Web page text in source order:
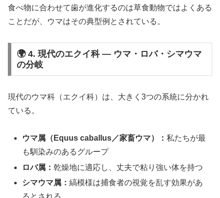
食べ物に合わせて歯が進化するのは草食動物ではよくある
ことだが、ウマはその典型例とされている。
🌍 4. 現代のエクイ科 ― ウマ・ロバ・シマウマ
の分岐
現代のウマ科（エクイ科）は、大きく3つの系統に分かれ
ている。
ウマ属（Equus caballus／家畜ウマ）：私たちが最
も馴染みのあるグループ
ロバ属：乾燥地に適応し、丈夫で粘り強い体を持つ
シマウマ属：縞模様は捕食者の視覚を乱す効果があ
るとされる